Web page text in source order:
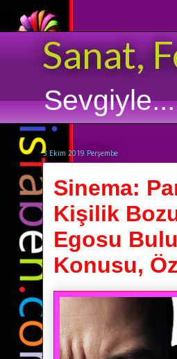
Sanat,
Sevgiyle...
3 Ekim 2019 Perşembe
Sinema:
Kişilik
Egosu
Konusu,